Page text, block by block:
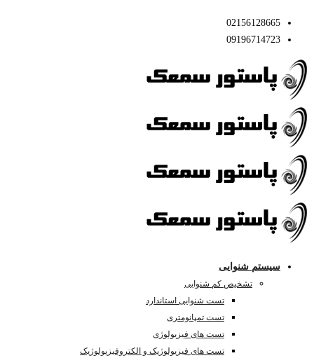
02156128665
09196714723
سیستم شنوایی
تشخیص کم شنوایی
تست شنوایی استاندارد
تست تمپانومتری
تست های فیزیولوژی
تست های فیزیولوژیک و الکتروفیزیولوژیک